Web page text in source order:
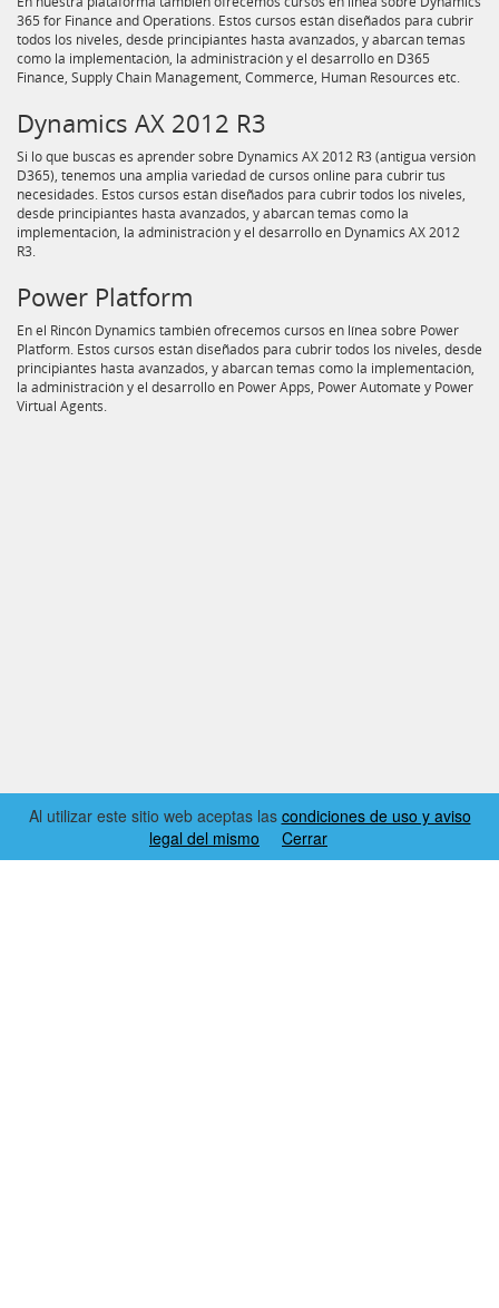
365 for Finance and Operations. Estos cursos están diseñados para cubrir
todos los niveles, desde principiantes hasta avanzados, y abarcan temas
como la implementación, la administración y el desarrollo en D365
Finance, Supply Chain Management, Commerce, Human Resources etc.
Dynamics AX 2012 R3
Si lo que buscas es aprender sobre Dynamics AX 2012 R3 (antigua versión
D365), tenemos una amplia variedad de cursos online para cubrir tus
necesidades. Estos cursos están diseñados para cubrir todos los niveles,
desde principiantes hasta avanzados, y abarcan temas como la
implementación, la administración y el desarrollo en Dynamics AX 2012
R3.
Power Platform
En el Rincón Dynamics también ofrecemos cursos en línea sobre Power
Platform. Estos cursos están diseñados para cubrir todos los niveles, desde
principiantes hasta avanzados, y abarcan temas como la implementación,
la administración y el desarrollo en Power Apps, Power Automate y Power
Virtual Agents.
Al utilizar este sitio web aceptas las condiciones de uso y aviso
legal del mismo
Cerrar